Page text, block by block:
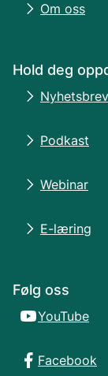
Om oss
Hold deg
Nyhetsbrev
Podkast
Webinar
E-læring
Følg oss
YouTube
Facebook